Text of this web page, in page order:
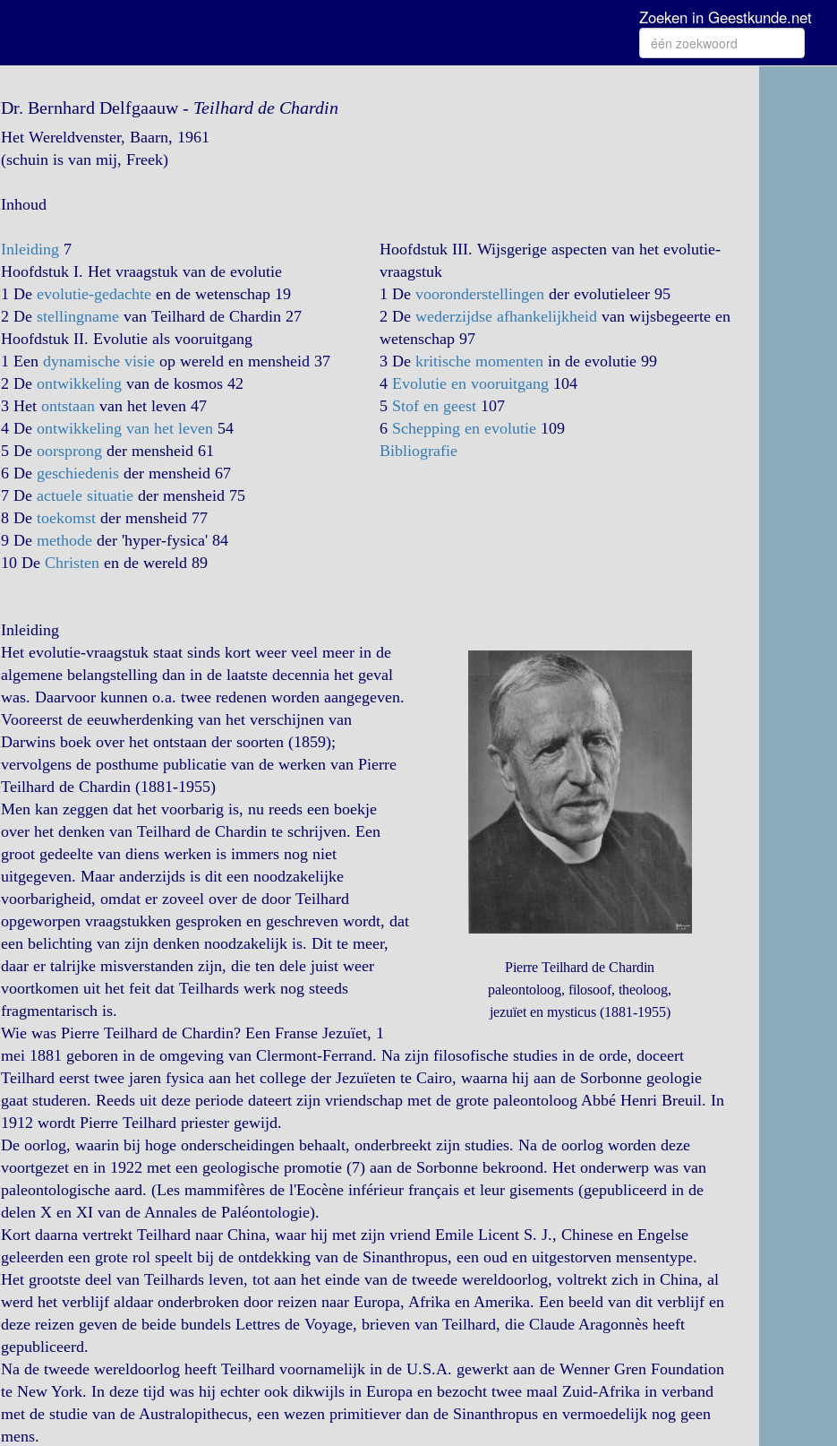
Zoeken in Geestkunde.net
Dr. Bernhard Delfgaauw - Teilhard de Chardin
Het Wereldvenster, Baarn, 1961
(schuin is van mij, Freek)
Inhoud
Inleiding 7
Hoofdstuk I. Het vraagstuk van de evolutie
1 De evolutie-gedachteen de wetenschap 19
2 De stellingnamevan Teilhard de Chardin 27
Hoofdstuk II. Evolutie als vooruitgang
1 Een dynamische visieop wereld en mensheid 37
2 De ontwikkeling van de kosmos 42
3 Het ontstaanvan het leven 47
4 De ontwikkeling van het leven54
5 De oorsprong der mensheid 61
6 De geschiedenisder mensheid 67
7 De actuele situatieder mensheid 75
8 De toekomstder mensheid 77
9 De methodeder 'hyper-fysica' 84
10 De Christenen de wereld 89
Hoofdstuk III. Wijsgerige aspecten van het evolutie-
vraagstuk
1 Devooronderstellingen der evolutieleer 95
2 Dewederzijdse afhankelijkheid van wijsbegeerte en
wetenschap 97
3 Dekritische momenten in de evolutie 99
4Evolutie en vooruitgang 104
5 Stof en geest 107
6 Schepping en evolutie 109
Bibliografie
Inleiding
Pierre Teilhard de Chardin
paleontoloog, filosoof, theoloog,
jezuïet en mysticus (1881-1955)
Het evolutie-vraagstuk staat sinds kort weer veel meer in de
algemene belangstelling dan in de laatste decennia het geval
was. Daarvoor kunnen o.a. twee redenen worden aangegeven.
Vooreerst de eeuwherdenking van het verschijnen van
Darwins boek over het ontstaan der soorten (1859);
vervolgens de posthume publicatie van de werken van Pierre
Teilhard de Chardin (1881-1955)
Men kan zeggen dat het voorbarig is, nu reeds een boekje
over het denken van Teilhard de Chardin te schrijven. Een
groot gedeelte van diens werken is immers nog niet
uitgegeven. Maar anderzijds is dit een noodzakelijke
voorbarigheid, omdat er zoveel over de door Teilhard
opgeworpen vraagstukken gesproken en geschreven wordt, dat
een belichting van zijn denken noodzakelijk is. Dit te meer,
daar er talrijke misverstanden zijn, die ten dele juist weer
voortkomen uit het feit dat Teilhards werk nog steeds
fragmentarisch is.
Wie was Pierre Teilhard de Chardin? Een Franse Jezuïet, 1
mei 1881 geboren in de omgeving van Clermont-Ferrand. Na zijn filosofische studies in de orde, doceert
Teilhard eerst twee jaren fysica aan het college der Jezuïeten te Cairo, waarna hij aan de Sorbonne geologie
gaat studeren. Reeds uit deze periode dateert zijn vriendschap met de grote paleontoloog Abbé Henri Breuil. In
1912 wordt Pierre Teilhard priester gewijd.
De oorlog, waarin bij hoge onderscheidingen behaalt, onderbreekt zijn studies. Na de oorlog worden deze
voortgezet en in 1922 met een geologische promotie (7) aan de Sorbonne bekroond. Het onderwerp was van
paleontologische aard. (Les mammifères de l'Eocène inférieur français et leur gisements (gepubliceerd in de
delen X en XI van de Annales de Paléontologie).
Kort daarna vertrekt Teilhard naar China, waar hij met zijn vriend Emile Licent S. J., Chinese en Engelse
geleerden een grote rol speelt bij de ontdekking van de Sinanthropus, een oud en uitgestorven mensentype.
Het grootste deel van Teilhards leven, tot aan het einde van de tweede wereldoorlog, voltrekt zich in China, al
werd het verblijf aldaar onderbroken door reizen naar Europa, Afrika en Amerika. Een beeld van dit verblijf en
deze reizen geven de beide bundels Lettres de Voyage, brieven van Teilhard, die Claude Aragonnès heeft
gepubliceerd.
Na de tweede wereldoorlog heeft Teilhard voornamelijk in de U.S.A. gewerkt aan de Wenner Gren Foundation
te New York. In deze tijd was hij echter ook dikwijls in Europa en bezocht twee maal Zuid-Afrika in verband
met de studie van de Australopithecus, een wezen primitiever dan de Sinanthropus en vermoedelijk nog geen
mens.